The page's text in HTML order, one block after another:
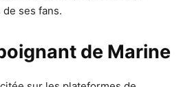
ses fans.
de Marine